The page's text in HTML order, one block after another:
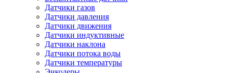
Датчики газов
Датчики давления
Датчики движения
Датчики индуктивные
Датчики наклона
Датчики потока воды
Датчики температуры